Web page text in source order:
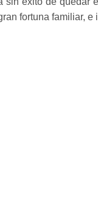
fortuna familiar, e